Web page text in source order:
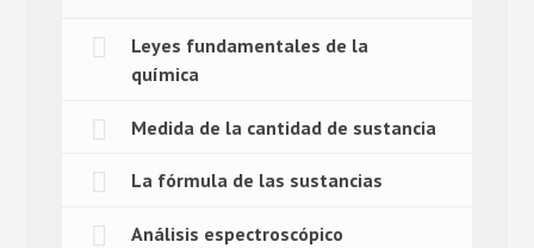
Leyes fundamentales de la
química
Medida de la cantidad de sustancia
La fórmula de las sustancias
Análisis espectroscópico